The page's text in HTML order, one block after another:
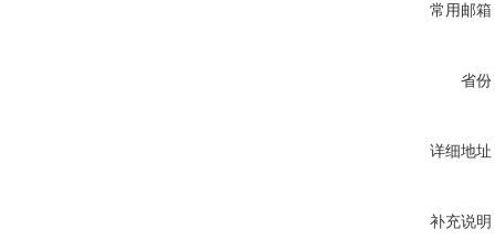
常用邮箱
省份
详细地址
补充说明